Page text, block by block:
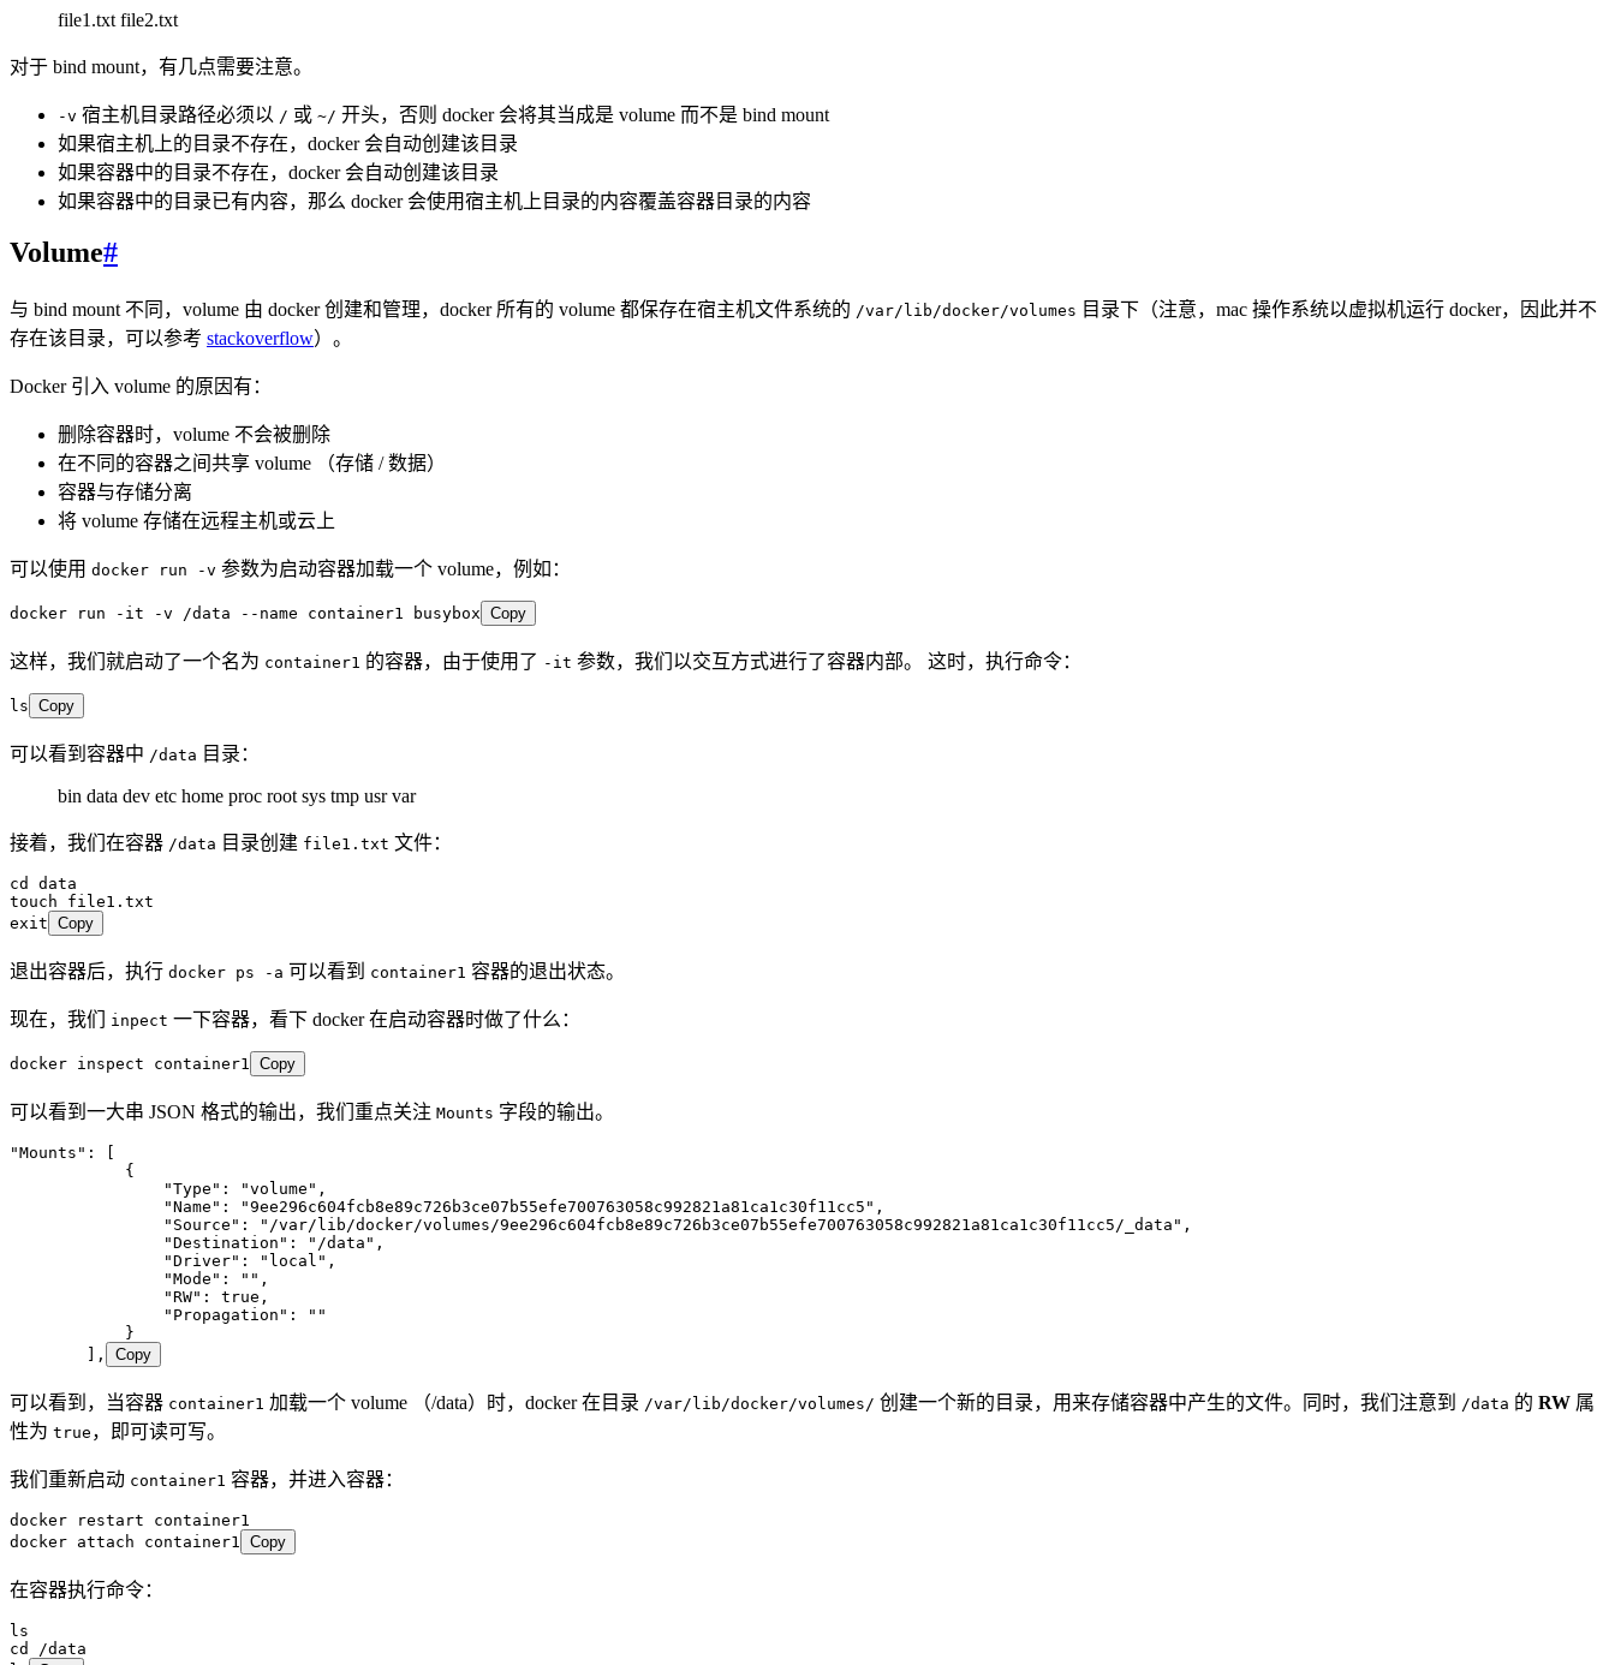
file1.txt file2.txt
对于 bind mount，有几点需要注意。
-v 宿主机目录路径必须以 / 或 ~/ 开头，否则 docker 会将其当成是 volume 而不是 bind mount
如果宿主机上的目录不存在，docker 会自动创建该目录
如果容器中的目录不存在，docker 会自动创建该目录
如果容器中的目录已有内容，那么 docker 会使用宿主机上目录的内容覆盖容器目录的内容
Volume#
与 bind mount 不同，volume 由 docker 创建和管理，docker 所有的 volume 都保存在宿主机文件系统的 /var/lib/docker/volumes 目录下（注意，mac 操作系统以虚拟机运行 docker，因此并不
存在该目录，可以参考 stackoverflow）。
Docker 引入 volume 的原因有：
删除容器时，volume 不会被删除
在不同的容器之间共享 volume （存储 / 数据）
容器与存储分离
将 volume 存储在远程主机或云上
可以使用 docker run -v 参数为启动容器加载一个 volume，例如：
docker run -it -v /data --name container1 busybox Copy
这样，我们就启动了一个名为 container1 的容器，由于使用了 -it 参数，我们以交互方式进行了容器内部。 这时，执行命令：
ls Copy
可以看到容器中 /data 目录：
bin data dev etc home proc root sys tmp usr var
接着，我们在容器 /data 目录创建 file1.txt 文件：
cd data
touch file1.txt
exit Copy
退出容器后，执行 docker ps -a 可以看到 container1 容器的退出状态。
现在，我们 inpect 一下容器，看下 docker 在启动容器时做了什么：
docker inspect container1 Copy
可以看到一大串 JSON 格式的输出，我们重点关注 Mounts 字段的输出。
"Mounts " : [
            {
                "Type"
: "volume " ,
                "Name"
: "9ee296c604fcb8e89c726b3ce07b55efe700763058c992821a81ca1c30f11cc5 " ,
                "Source"
: " /var/lib/docker/volumes/9ee296c604fcb8e89c726b3ce07b55efe700763058c992821a81ca1c30f11cc5/_data " ,
                "Destination"
: " /data " ,
                "Driver"
: " local " ,
                "Mode"
: "" ,
                "RW"
: true ,
                "Propagation"
:
""
            }
        ],
Copy
可以看到，当容器 container1 加载一个 volume （/data）时，docker 在目录 /var/lib/docker/volumes/ 创建一个新的目录，用来存储容器中产生的文件。同时，我们注意到 /data 的 RW 属
性为 true ，即可读可写。
我们重新启动 container1 容器，并进入容器：
docker restart container1
docker attach container1 Copy
在容器执行命令：
ls
cd
/data